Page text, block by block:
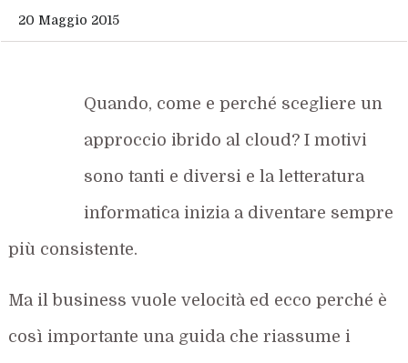
20 Maggio 2015
Quando, come e perché scegliere un
approccio ibrido al cloud? I motivi
sono tanti e diversi e la letteratura
informatica inizia a diventare sempre
più consistente.
Ma il business vuole velocità ed ecco perché è
così importante una guida che riassume i